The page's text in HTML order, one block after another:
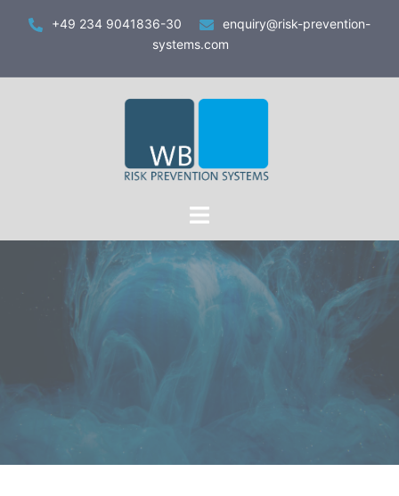
Inhalt
+49 234 9041836-30
enquiry@risk-prevention-
systems.com
Toggle